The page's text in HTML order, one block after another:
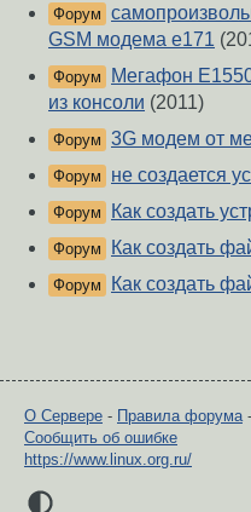
Форум
GSM модема e171
Форум
Мегафон
из консоли (2011)
Форум 3G модем от
Форум не создается
Форум Как создать
Форум Как создать
Форум Как создать
О Сервере - Правила форума -
Сообщить об ошибке
https://www.linux.org.ru/